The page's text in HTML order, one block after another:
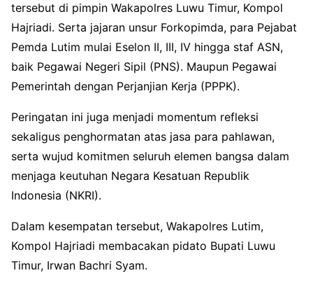
tersebut di pimpin Wakapolres Luwu Timur, Kompol
Hajriadi. Serta jajaran unsur Forkopimda, para Pejabat
Pemda Lutim mulai Eselon II, III, IV hingga staf ASN,
baik Pegawai Negeri Sipil (PNS). Maupun Pegawai
Pemerintah dengan Perjanjian Kerja (PPPK).
Peringatan ini juga menjadi momentum refleksi
sekaligus penghormatan atas jasa para pahlawan,
serta wujud komitmen seluruh elemen bangsa dalam
menjaga keutuhan Negara Kesatuan Republik
Indonesia (NKRI).
Dalam kesempatan tersebut, Wakapolres Lutim,
Kompol Hajriadi membacakan pidato Bupati Luwu
Timur, Irwan Bachri Syam.